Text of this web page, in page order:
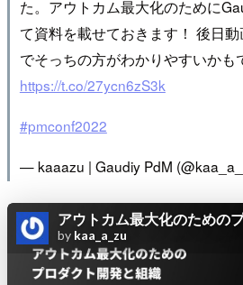
た。アウトカム最大化のために
て資料を載せておきます！ 後日
でそっちの方がわかりやすいかも
https://t.co/27ycn6zS3k
#pmconf2022
— kaaazu | Gaudiy PdM